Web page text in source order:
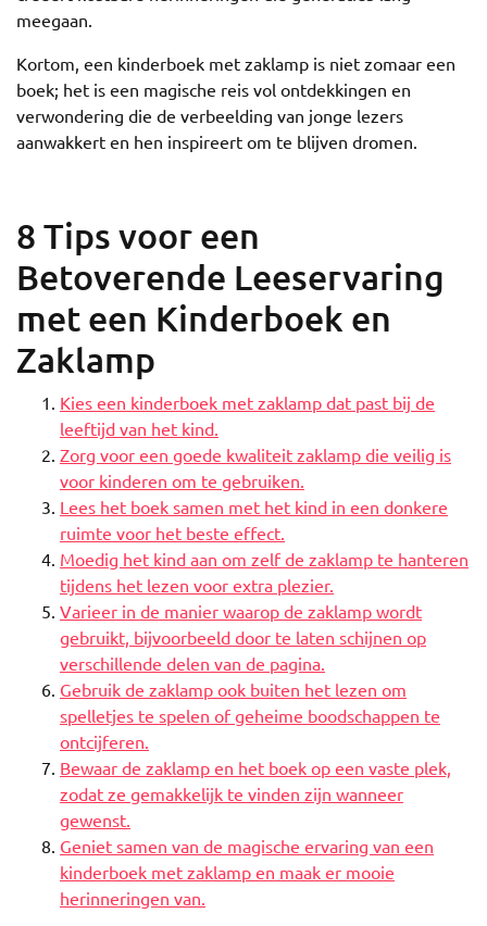
meegaan.
Kortom, een kinderboek met zaklamp is niet zomaar een
boek; het is een magische reis vol ontdekkingen en
verwondering die de verbeelding van jonge lezers
aanwakkert en hen inspireert om te blijven dromen.
8 Tips voor een
Betoverende Leeservaring
met een Kinderboek en
Zaklamp
Kies een kinderboek met zaklamp dat past bij de
leeftijd van het kind.
Zorg voor een goede kwaliteit zaklamp die veilig is
voor kinderen om te gebruiken.
Lees het boek samen met het kind in een donkere
ruimte voor het beste effect.
Moedig het kind aan om zelf de zaklamp te hanteren
tijdens het lezen voor extra plezier.
Varieer in de manier waarop de zaklamp wordt
gebruikt, bijvoorbeeld door te laten schijnen op
verschillende delen van de pagina.
Gebruik de zaklamp ook buiten het lezen om
spelletjes te spelen of geheime boodschappen te
ontcijferen.
Bewaar de zaklamp en het boek op een vaste plek,
zodat ze gemakkelijk te vinden zijn wanneer
gewenst.
Geniet samen van de magische ervaring van een
kinderboek met zaklamp en maak er mooie
herinneringen van.